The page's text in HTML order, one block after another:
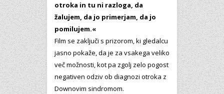
otroka in tu ni razloga, da
žalujem, da jo primerjam, da jo
pomilujem.«
Film se zaključi s prizorom, ki gledalcu
jasno pokaže, da je za vsakega veliko
več možnosti, kot pa zgolj zelo pogost
negativen odziv ob diagnozi otroka z
Downovim sindromom.